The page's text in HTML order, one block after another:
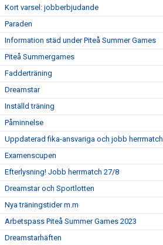
Kort varsel: jobberbjudande
Paraden
Information städ under Piteå Summer Games
Piteå Summergames
Fadderträning
Dreamstar
Inställd träning
Påminnelse
Uppdaterad fika-ansvariga och jobb herrmatch
Examenscupen
Efterlysning! Jobb herrmatch 27/8
Dreamstar och Sportlotten
Nya träningstider m.m
Arbetspass Piteå Summer Games 2023
Dreamstarhäften